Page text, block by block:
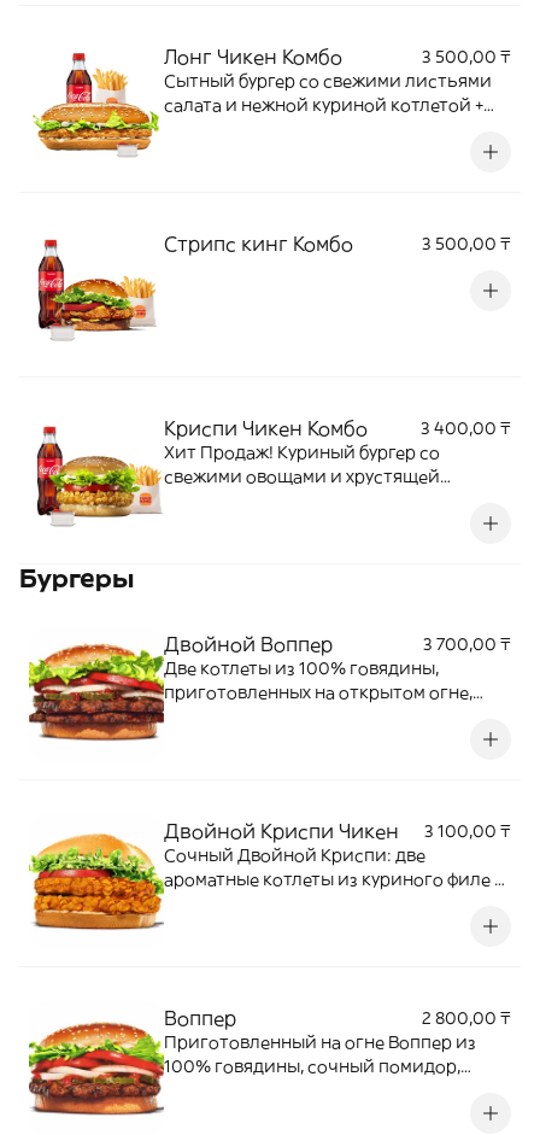
Лонг Чикен Комбо
3 500,00 ₸
Сытный бургер со свежими листьями
салата и нежной куриной котлетой +
Стрипс кинг Комбо 3 500,00 ₸
Криспи Чикен Комбо
3 400,00 ₸
Хит Продаж! Куриный бургер со
свежими овощами и хрустящей
Бургеры
Двойной Воппер
3 700,00 ₸
Две котлеты из 100% говядины,
приготовленных на открытом огне,
Двойной Криспи Чикен
3 100,00 ₸
Сочный Двойной Криспи: две
ароматные котлеты из куриного филе в
Воппер
2 800,00 ₸
Приготовленный на огне Воппер из
100% говядины, сочный помидор,
густой майонез, хрустящие огурчики и